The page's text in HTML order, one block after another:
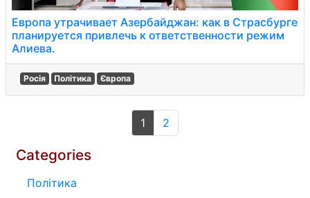
Европа утрачивает Азербайджан: как в Страсбурге
планируется привлечь к ответственности режим
Алиева.
Росія Політика Європа
1 2
Categories
Політика